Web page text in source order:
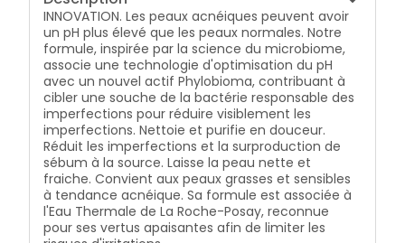
INNOVATION. Les peaux acnéiques peuvent avoir
un pH plus élevé que les peaux normales. Notre
formule, inspirée par la science du microbiome,
associe une technologie d'optimisation du pH
avec un nouvel actif Phylobioma, contribuant à
cibler une souche de la bactérie responsable des
imperfections pour réduire visiblement les
imperfections. Nettoie et purifie en douceur.
Réduit les imperfections et la surproduction de
sébum à la source. Laisse la peau nette et
fraiche. Convient aux peaux grasses et sensibles
à tendance acnéique. Sa formule est associée à
l'Eau Thermale de La Roche-Posay, reconnue
pour ses vertus apaisantes afin de limiter les